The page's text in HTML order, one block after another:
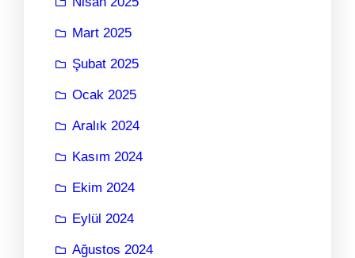
Mart 2025
Şubat 2025
Ocak 2025
Aralık 2024
Kasım 2024
Ekim 2024
Eylül 2024
Ağustos 2024